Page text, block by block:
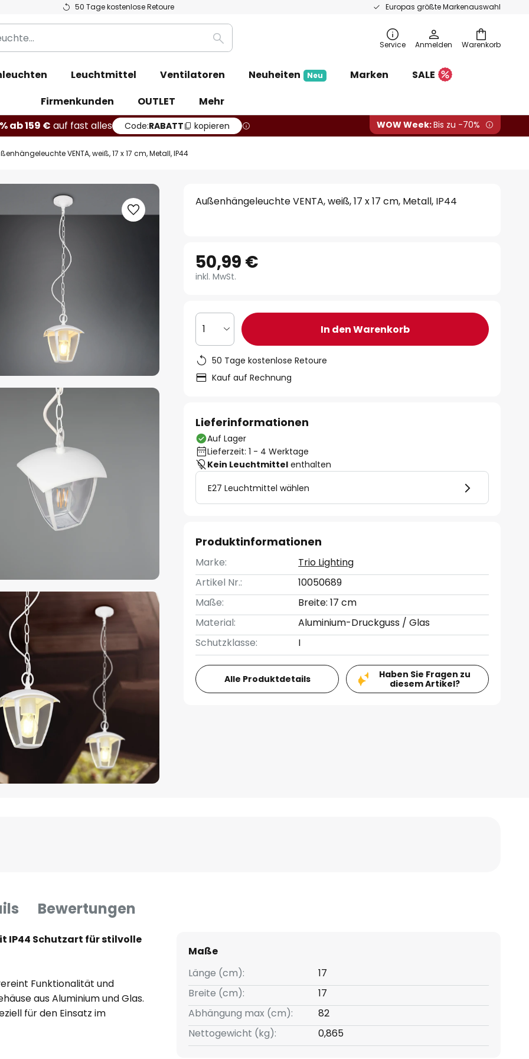
50 Tage kostenlose Retoure Europas größte Markenauswahl
Warenkorb
Suche Service Anmelden
Leuchtmittel Ventilatoren Neuheiten Neu Marken
SALE
Firmenkunden
OUTLET
Mehr
ab 159 € auf fast alles Code:RABATT kopieren WOW Week:Bis zu -70%
VENTA, weiß, 17 x 17 cm, Metall, IP44
Außenhängeleuchte VENTA, weiß, 17 x 17 cm, Metall, IP44
50,99 €
inkl. MwSt.
1 In den Warenkorb
50 Tage kostenlose Retoure
Kauf auf Rechnung
Lieferinformationen
Auf Lager
Lieferzeit: 1 - 4 Werktage
Kein Leuchtmittel enthalten
E27 Leuchtmittel wählen
Produktinformationen
Marke:
Trio Lighting
Artikel Nr.:
10050689
Maße:
Breite: 17 cm
Material:
Aluminium-Druckguss / Glas
Schutzklasse:
I
Alle Produktdetails
Haben Sie Fragen zu
diesem Artikel?
Bewertungen
IP44 Schutzart für stilvolle
Funktionalität und
aus Aluminium und Glas.
für den Einsatz im
Maße
Länge (cm):
17
Breite (cm):
17
Abhängung max (cm):
82
Nettogewicht (kg):
0,865